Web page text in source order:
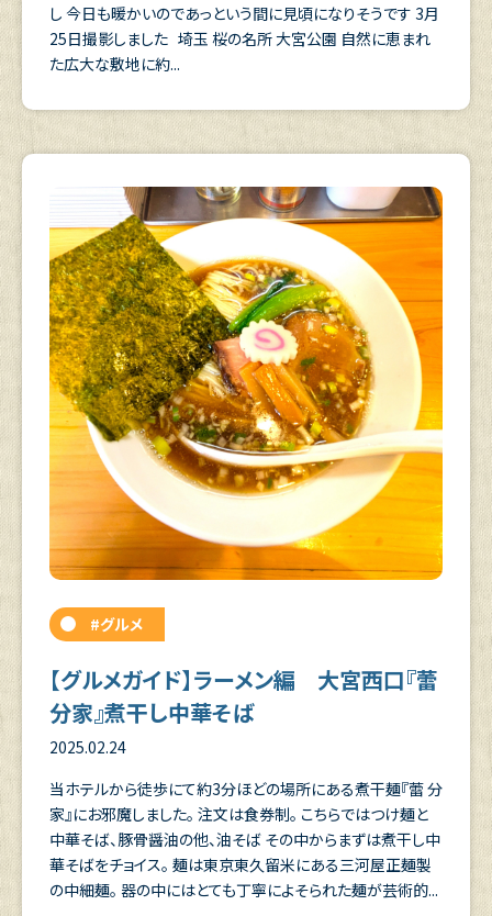
し 今日も暖かいのであっという間に見頃になりそうです 3月
25日撮影しました 埼玉 桜の名所 大宮公園 自然に恵まれ
た広大な敷地に約...
#グルメ
【グルメガイド】ラーメン編 大宮西口『蕾
分家』煮干し中華そば
2025.02.24
当ホテルから徒歩にて約3分ほどの場所にある煮干麺『蕾 分
家』にお邪魔しました。 注文は食券制。 こちらではつけ麺と
中華そば、豚骨醤油の他、油そば その中からまずは煮干し中
華そばをチョイス。 麺は東京東久留米にある三河屋正麺製
の中細麺。 器の中にはとても丁寧によそられた麺が芸術的...